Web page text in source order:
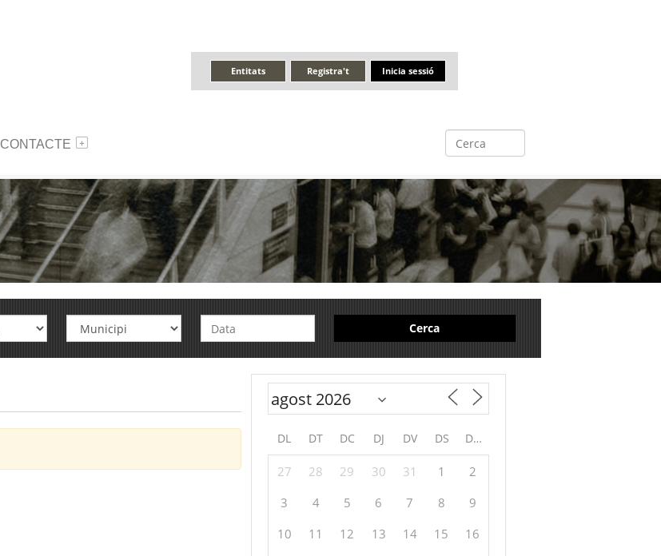
Inicia sessió
Registra't
Entitats
CONTACTE
Cerca
DL DT DC DJ DV DS DG
27 28 29 30 31 1
2
3
4 5 6 7 8
9
10
11 12 13 14 15
16